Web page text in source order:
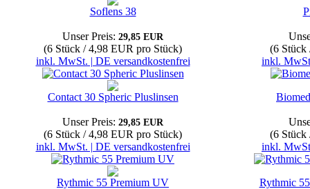
Soflens 38
Unser Preis: 29,85 EUR
(6 Stück / 4,98 EUR pro Stück)
inkl. MwSt. | DE versandkostenfrei
(6 Stück
inkl.
Contact 30 Spheric Pluslinsen
Unser Preis: 29,85 EUR
(6 Stück / 4,98 EUR pro Stück)
inkl. MwSt. | DE versandkostenfrei
(6 Stück
inkl.
Rythmic 55 Premium UV Rythmic